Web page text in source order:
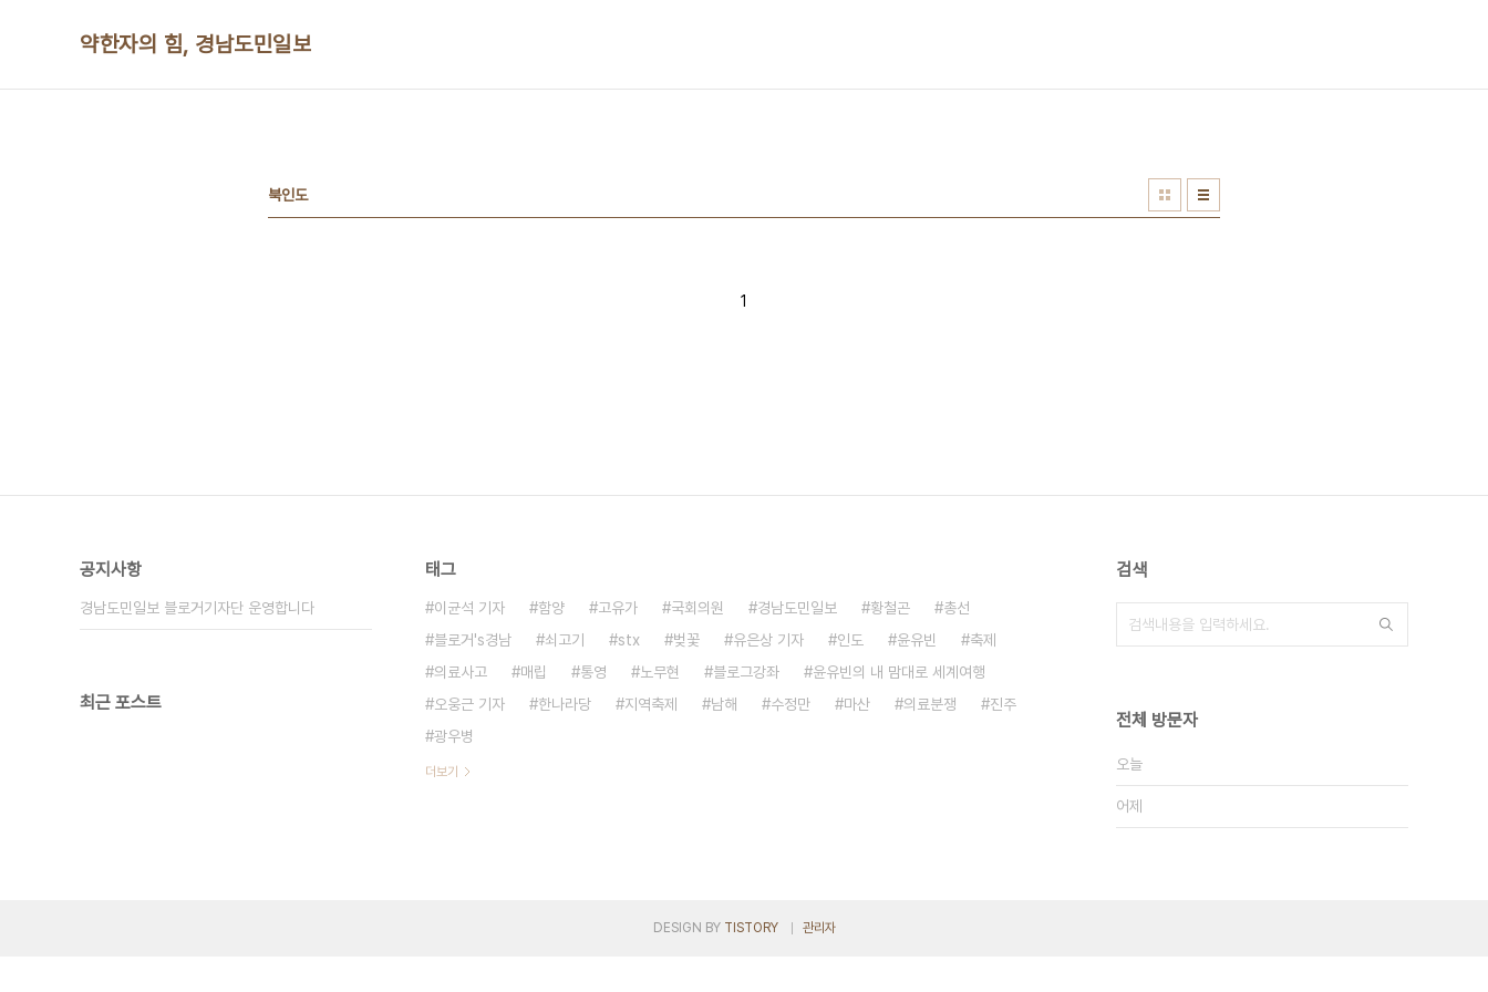
약한자의 힘, 경남도민일보
북인도
1
공지사항
경남도민일보 블로거기자단 운영합니다
최근 포스트
태그
이균석 기자 함양 고유가 국회의원 경남도민일보 황철곤
총선
블로거's경남
쇠고기 stx 벚꽃 유은상 기자 인도 윤유빈
축제
의료사고
매립 통영 노무현 블로그강좌
윤유빈의 내 맘대로 세계여행
오웅근 기자
한나라당 지역축제 남해 수정만 마산 의료분쟁
진주
광우병
더보기
검색
전체 방문자
오늘
어제
DESIGN BY TISTORY 관리자